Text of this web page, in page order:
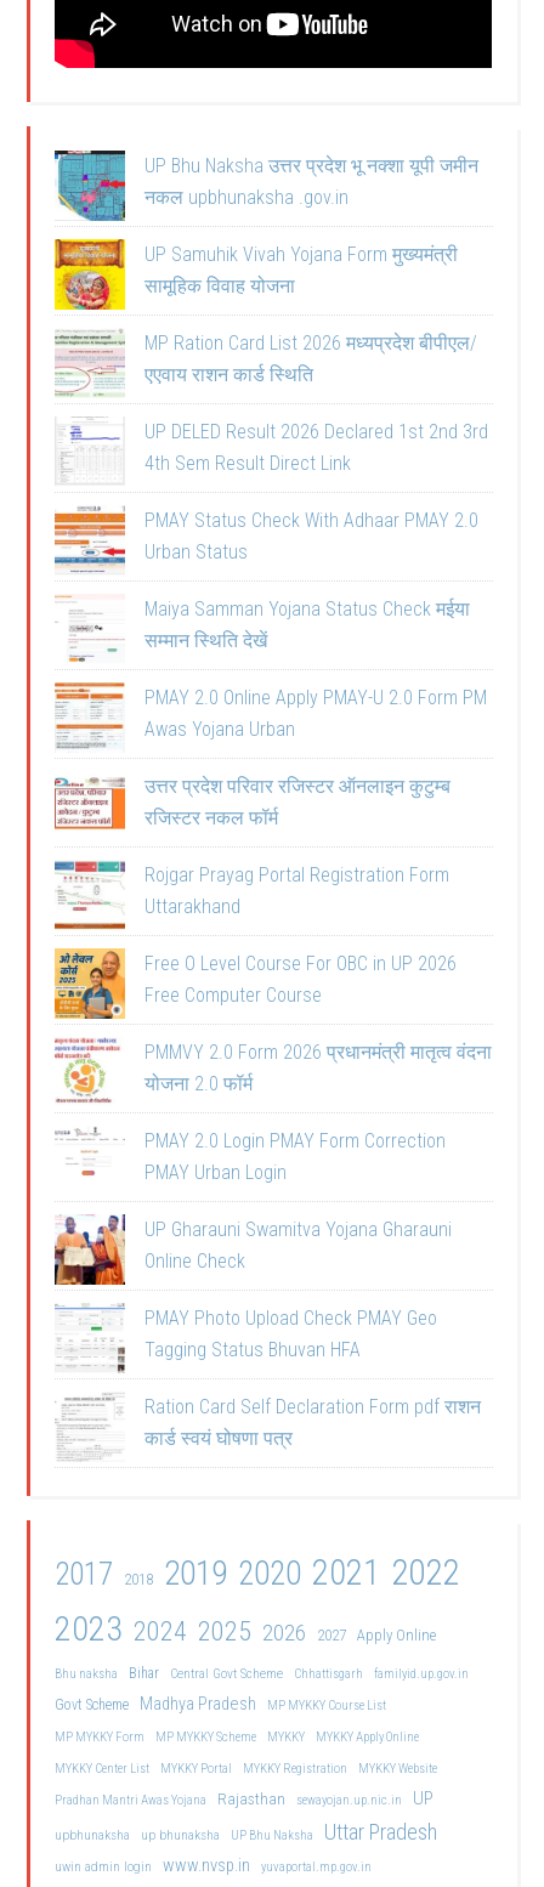
UP Bhu Naksha उत्तर प्रदेश भू नक्शा यूपी जमीन
नकल upbhunaksha .gov.in
UP Samuhik Vivah Yojana Form मुख्यमंत्री
सामूहिक विवाह योजना
MP Ration Card List 2026 मध्यप्रदेश बीपीएल/
एएवाय राशन कार्ड स्थिति
UP DELED Result 2026 Declared 1st 2nd 3rd
4th Sem Result Direct Link
PMAY Status Check With Adhaar PMAY 2.0
Urban Status
Maiya Samman Yojana Status Check मईया
सम्मान स्थिति देखें
PMAY 2.0 Online Apply PMAY-U 2.0 Form PM
Awas Yojana Urban
उत्तर प्रदेश परिवार रजिस्टर ऑनलाइन कुटुम्ब
रजिस्टर नकल फॉर्म
Rojgar Prayag Portal Registration Form
Uttarakhand
Free O Level Course For OBC in UP 2026
Free Computer Course
PMMVY 2.0 Form 2026 प्रधानमंत्री मातृत्व वंदना
योजना 2.0 फॉर्म
PMAY 2.0 Login PMAY Form Correction
PMAY Urban Login
UP Gharauni Swamitva Yojana Gharauni
Online Check
PMAY Photo Upload Check PMAY Geo
Tagging Status Bhuvan HFA
Ration Card Self Declaration Form pdf राशन
कार्ड स्वयं घोषणा पत्र
2017 2018 2019 2020 2021 2022
2023 2024 2025 2026 2027 Apply Online
Bhu naksha Bihar Central Govt Scheme Chhattisgarh familyid.up.gov.in
Govt Scheme Madhya Pradesh
MP MYKKY Course List
MP MYKKY Form
MP MYKKY Scheme MYKKY
MYKKY Apply Online
MYKKY Center List
MYKKY Portal MYKKY Registration
MYKKY Website
Pradhan Mantri Awas Yojana
Rajasthan sewayojan.up.nic.in UP
upbhunaksha up bhunaksha UP Bhu Naksha Uttar Pradesh
uwin admin login www.nvsp.in
yuvaportal.mp.gov.in